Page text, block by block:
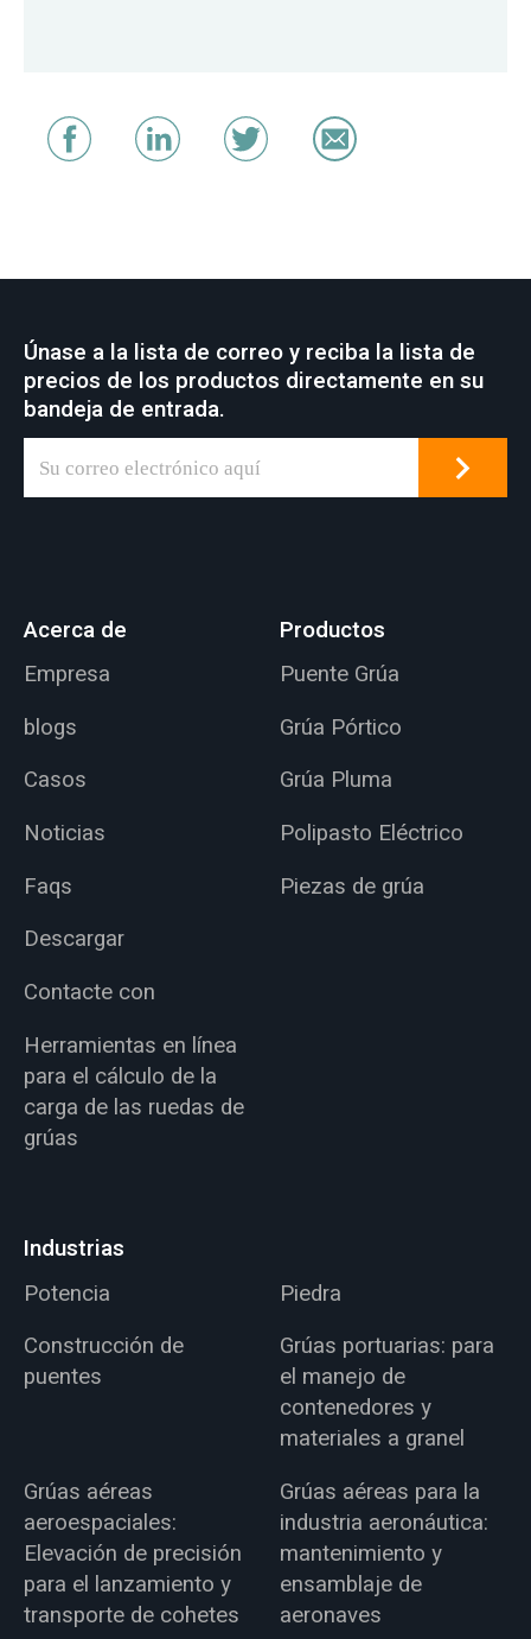
Únase a la lista de correo y reciba la lista de
precios de los productos directamente en su
bandeja de entrada.
Acerca de
Empresa
blogs
Casos
Noticias
Faqs
Descargar
Contacte con
Herramientas en línea
para el cálculo de la
carga de las ruedas de
grúas
Productos
Puente Grúa
Grúa Pórtico
Grúa Pluma
Polipasto Eléctrico
Piezas de grúa
Industrias
Potencia
Piedra
Construcción de
puentes
Grúas portuarias: para
el manejo de
contenedores y
materiales a granel
Grúas aéreas
aeroespaciales:
Elevación de precisión
para el lanzamiento y
transporte de cohetes
Grúas aéreas para la
industria aeronáutica:
mantenimiento y
ensamblaje de
aeronaves